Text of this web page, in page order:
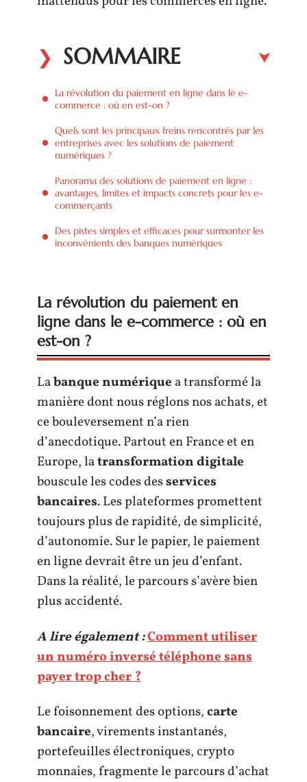
SOMMAIRE
La révolution du paiement en ligne dans le e-
commerce : où en est-on ?
Quels sont les principaux freins rencontrés par les
entreprises avec les solutions de paiement
numériques ?
Panorama des solutions de paiement en ligne :
avantages, limites et impacts concrets pour les e-
commerçants
Des pistes simples et efficaces pour surmonter les
inconvénients des banques numériques
La révolution du paiement en
ligne dans le e-commerce : où en
est-on ?
Labanque numérique a transformé la
manière dont nous réglons nos achats, et
ce bouleversement n’a rien
d’anecdotique. Partout en France et en
Europe, latransformation digitale
bouscule les codes desservices
bancaires. Les plateformes promettent
toujours plus de rapidité, de simplicité,
d’autonomie. Sur le papier, le paiement
en ligne devrait être un jeu d’enfant.
Dans la réalité, le parcours s’avère bien
plus accidenté.
A lire également :Comment utiliser
un numéro inversé téléphone sans
payer trop cher ?
Le foisonnement des options,carte
bancaire, virements instantanés,
portefeuilles électroniques, crypto
monnaies, fragmente le parcours d’achat